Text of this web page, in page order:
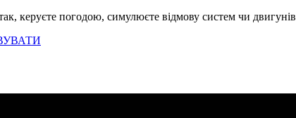
керуєте погодою, симулюєте відмову систем чи двигунів